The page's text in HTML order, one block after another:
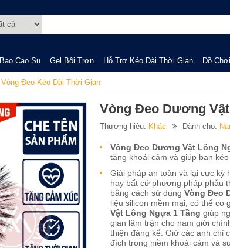
Bao Cao Su Gel Bôi Trơn Hỗ Trợ Kéo Dài Thời Gian Đồ
Vòng Đeo Kéo Dài Thời Gian
Vòng Đeo Dương
Thương hiệu: Khác Dành cho:
Vòng Đeo Dương Vật Lông
tăng khoái cảm và giúp bạn
Giải pháp an toàn và lại cực kỳ
hay bất cứ phương pháp phẫu
bằng cách sử dụng Vòng Đeo
liệu silicon mềm mại, có thể co
Vật Lông Ngựa 1 Tầng​ giúp
gian lâm trận cho nam giới
thiện đáng kể. Giờ các anh chỉ
đích trong niềm khoái cảm và